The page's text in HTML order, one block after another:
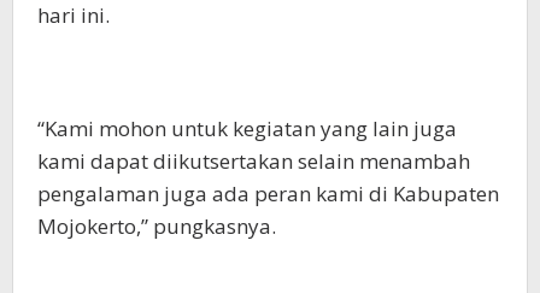
hari ini.
“Kami mohon untuk kegiatan yang lain juga
kami dapat diikutsertakan selain menambah
pengalaman juga ada peran kami di Kabupaten
Mojokerto,” pungkasnya.